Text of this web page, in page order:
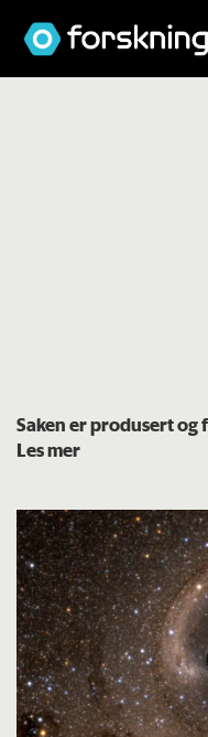
Saken er produsert
Les mer